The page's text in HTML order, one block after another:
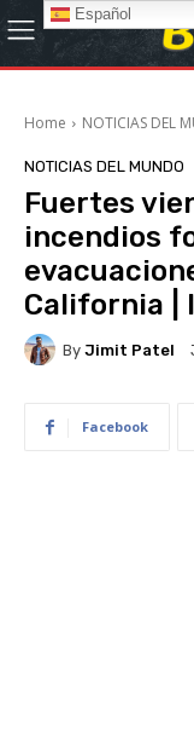
Home NOTICIAS DEL
NOTICIAS DEL MUNDO
Fuertes
incendios
California |
By Jimit Patel
Facebook
Español